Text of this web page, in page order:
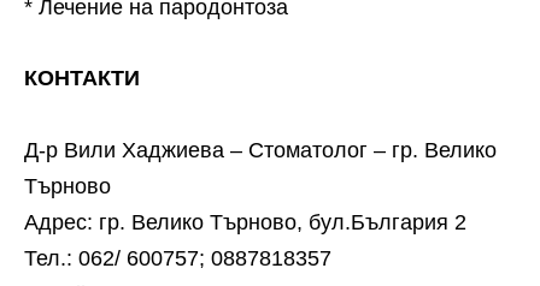
* Лечение на пародонтоза
КОНТАКТИ
Д-р Вили Хаджиева – Стоматолог – гр. Велико
Търново
Адрес: гр. Велико Търново, бул.България 2
Тел.: 062/ 600757; 0887818357